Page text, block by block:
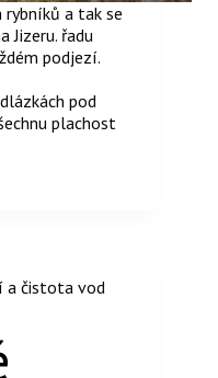
rybníků a tak se
Jizeru. řadu
podjezí.
pod
plachost
a čistota vod